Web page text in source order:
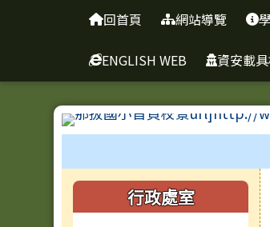
臺南市新化區那拔
回首頁 網站導覽
ENGLISH WEB 資安載
左邊區域內容
行政處室
頁尾區域